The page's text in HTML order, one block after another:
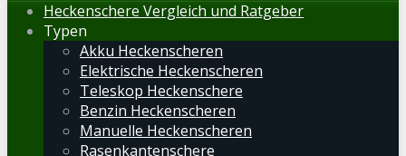
Heckenschere Vergleich und Ratgeber
Typen
Akku Heckenscheren
Elektrische Heckenscheren
Teleskop Heckenschere
Benzin Heckenscheren
Manuelle Heckenscheren
Rasenkantenschere